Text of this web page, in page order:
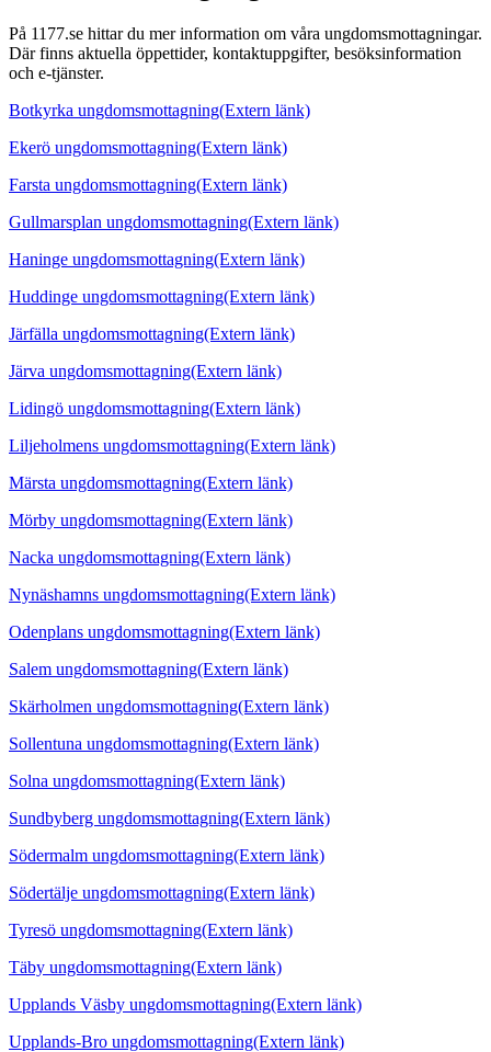
På 1177.se hittar du mer information om våra ungdomsmottagningar.
Där finns aktuella öppettider, kontaktuppgifter, besöksinformation
och e-tjänster.
Botkyrka ungdomsmottagning(Extern länk)
Ekerö ungdomsmottagning(Extern länk)
Farsta ungdomsmottagning(Extern länk)
Gullmarsplan ungdomsmottagning(Extern länk)
Haninge ungdomsmottagning(Extern länk)
Huddinge ungdomsmottagning(Extern länk)
Järfälla ungdomsmottagning(Extern länk)
Järva ungdomsmottagning(Extern länk)
Lidingö ungdomsmottagning(Extern länk)
Liljeholmens ungdomsmottagning(Extern länk)
Märsta ungdomsmottagning(Extern länk)
Mörby ungdomsmottagning(Extern länk)
Nacka ungdomsmottagning(Extern länk)
Nynäshamns ungdomsmottagning(Extern länk)
Odenplans ungdomsmottagning(Extern länk)
Salem ungdomsmottagning(Extern länk)
Skärholmen ungdomsmottagning(Extern länk)
Sollentuna ungdomsmottagning(Extern länk)
Solna ungdomsmottagning(Extern länk)
Sundbyberg ungdomsmottagning(Extern länk)
Södermalm ungdomsmottagning(Extern länk)
Södertälje ungdomsmottagning(Extern länk)
Tyresö ungdomsmottagning(Extern länk)
Täby ungdomsmottagning(Extern länk)
Upplands Väsby ungdomsmottagning(Extern länk)
Upplands-Bro ungdomsmottagning(Extern länk)